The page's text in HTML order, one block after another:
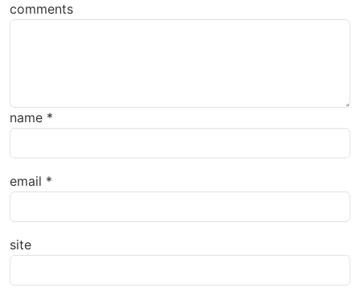
comments
name *
email *
site